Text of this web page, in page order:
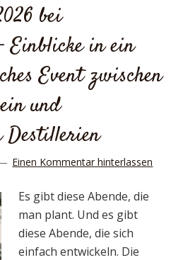
bei
Einblicke in ein
Event zwischen
und
Destillerien
Einen Kommentar hinterlassen
Es gibt diese Abende, die
man plant. Und es gibt
diese Abende, die sich
einfach entwickeln. Die